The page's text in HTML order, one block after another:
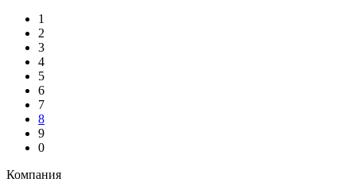
1
2
3
4
5
6
7
8
9
0
Компания